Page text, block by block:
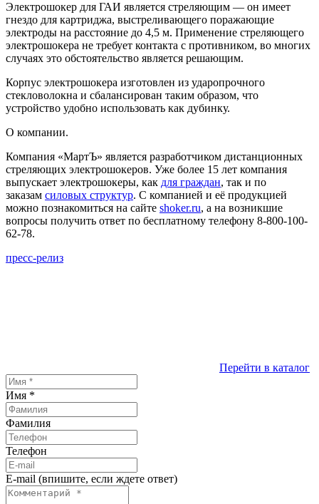
Электрошокер для ГАИ является стреляющим — он имеет
гнездо для картриджа, выстреливающего поражающие
электроды на расстояние до 4,5 м. Применение стреляющего
электрошокера не требует контакта с противником, во многих
случаях это обстоятельство является решающим.
Корпус электрошокера изготовлен из ударопрочного
стекловолокна и сбалансирован таким образом, что
устройство удобно использовать как дубинку.
О компании.
Компания «МартЪ» является разработчиком дистанционных
стреляющих электрошокеров. Уже более 15 лет компания
выпускает электрошокеры, как для граждан, так и по
заказам силовых структур. С компанией и её продукцией
можно познакомиться на сайте shoker.ru, а на возникшие
вопросы получить ответ по бесплатному телефону 8-800-100-
62-78.
пресс-релиз
Перейти в каталог
Имя *
Фамилия
Телефон
E-mail (впишите, если ждете ответ)